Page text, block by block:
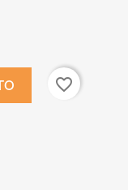
favorite_border